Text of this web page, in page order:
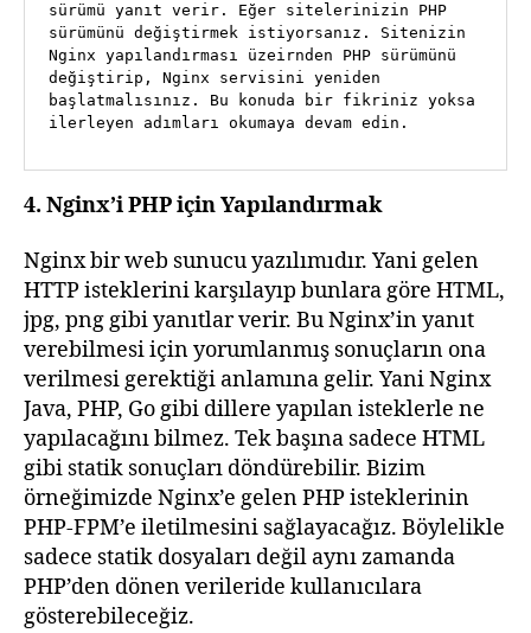
sürümü yanıt verir. Eğer sitelerinizin PHP
sürümünü değiştirmek istiyorsanız. Sitenizin
Nginx yapılandırması üzeirnden PHP sürümünü
değiştirip, Nginx servisini yeniden
başlatmalısınız. Bu konuda bir fikriniz yoksa
ilerleyen adımları okumaya devam edin.
4. Nginx’i PHP için Yapılandırmak
Nginx bir web sunucu yazılımıdır. Yani gelen
HTTP isteklerini karşılayıp bunlara göre HTML,
jpg, png gibi yanıtlar verir. Bu Nginx’in yanıt
verebilmesi için yorumlanmış sonuçların ona
verilmesi gerektiği anlamına gelir. Yani Nginx
Java, PHP, Go gibi dillere yapılan isteklerle ne
yapılacağını bilmez. Tek başına sadece HTML
gibi statik sonuçları döndürebilir. Bizim
örneğimizde Nginx’e gelen PHP isteklerinin
PHP-FPM’e iletilmesini sağlayacağız. Böylelikle
sadece statik dosyaları değil aynı zamanda
PHP’den dönen verileride kullanıcılara
gösterebileceğiz.